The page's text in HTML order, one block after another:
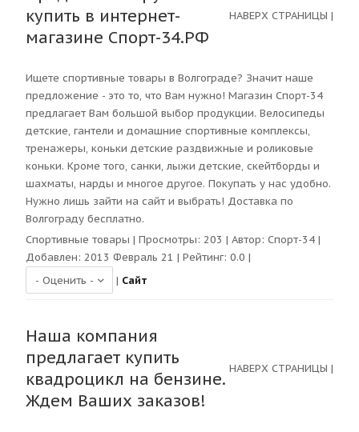
купить в интернет-
магазине Спорт-34.РФ
НАВЕРХ СТРАНИЦЫ |
Ищете спортивные товары в Волгограде? Значит наше
предложение - это то, что Вам нужно! Магазин Спорт-34
предлагает Вам большой выбор продукции. Велосипеды
детские, гантели и домашние спортивные комплексы,
тренажеры, коньки детские раздвижные и роликовые
коньки. Кроме того, санки, лыжи детские, скейтборды и
шахматы, нарды и многое другое. Покупать у нас удобно.
Нужно лишь зайти на сайт и выбрать! Доставка по
Волгограду бесплатно.
Спортивные товары | Просмотры: 203 | Автор: Спорт-34 |
Добавлен: 2013 Февраль 21 | Рейтинг: 0.0 |
| Сайт
Наша компания
предлагает купить
квадроцикл на бензине.
Ждем Ваших заказов!
НАВЕРХ СТРАНИЦЫ |